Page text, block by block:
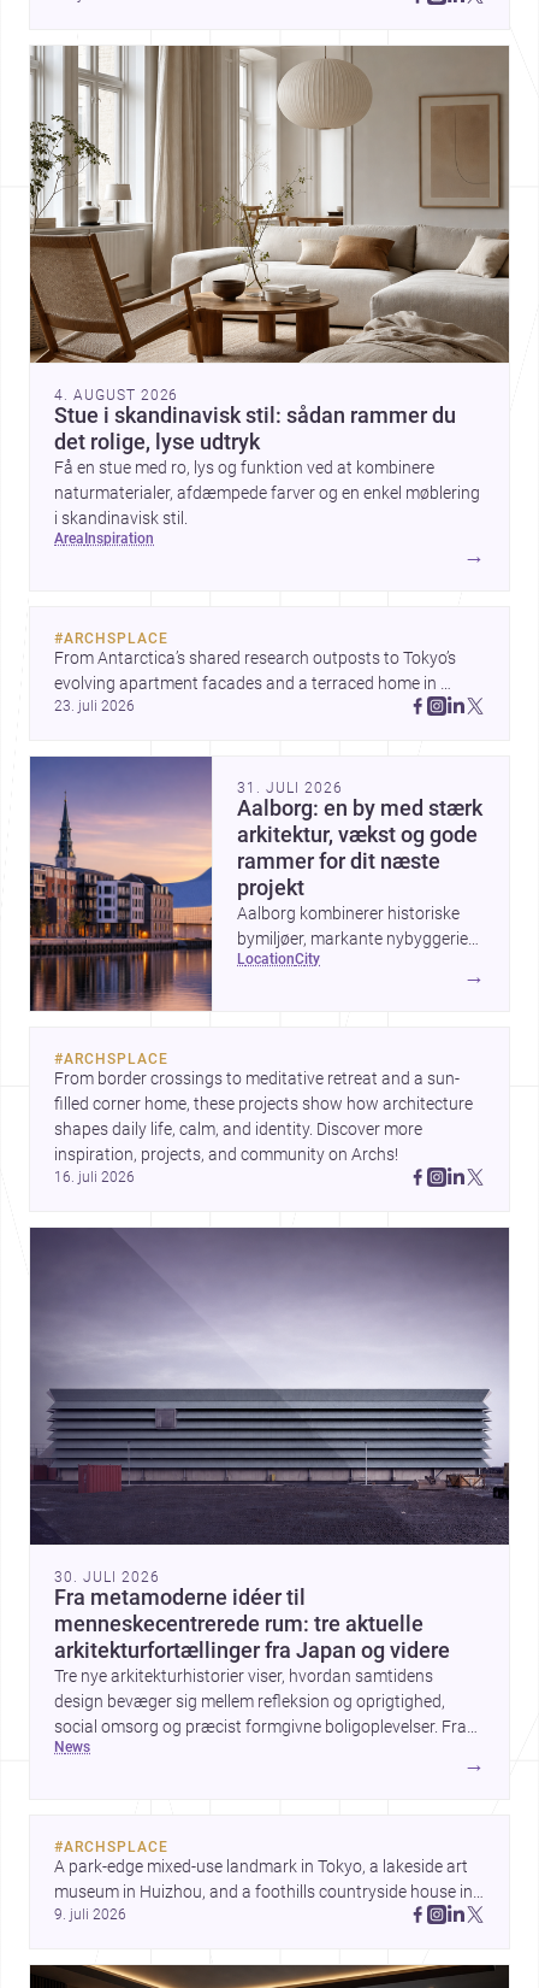
give et hjem stærk karakter.
4. AUGUST 2026
Stue i skandinavisk stil: sådan rammer du
det rolige, lyse udtryk
Få en stue med ro, lys og funktion ved at kombinere
naturmaterialer, afdæmpede farver og en enkel møblering
i skandinavisk stil.
area inspiration
→
#ARCHSPLACE
From Antarctica’s shared research outposts to Tokyo’s
evolving apartment facades and a terraced home in
Amman, these projects show how architecture adapts to
23. juli 2026
31. JULI 2026
Aalborg: en by med stærk
arkitektur, vækst og gode
rammer for dit næste
projekt
Aalborg kombinerer historiske
bymiljøer, markante nybyggerier
og en aktiv udvikling ved
location city
→
#ARCHSPLACE
From border crossings to meditative retreat and a sun-
filled corner home, these projects show how architecture
shapes daily life, calm, and identity. Discover more
inspiration, projects, and community on Archs!
16. juli 2026
30. JULI 2026
Fra metamoderne idéer til
menneskecentrerede rum: tre aktuelle
arkitekturfortællinger fra Japan og videre
Tre nye arkitekturhistorier viser, hvordan samtidens
design bevæger sig mellem refleksion og oprigtighed,
social omsorg og præcist formgivne boligoplevelser. Fra
den teoretiske diskussion om metamodernisme til et
news
→
#ARCHSPLACE
A park-edge mixed-use landmark in Tokyo, a lakeside art
museum in Huizhou, and a foothills countryside house in
Cayambe show architecture shaping place, culture, and
9. juli 2026